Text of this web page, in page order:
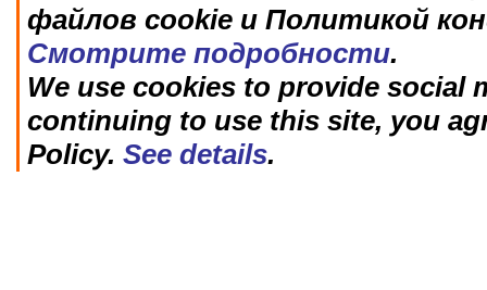
файлов cookie и Политикой
Смотрите подробности.
We use cookies to provide social
continuing to use this site, you
Policy. See details.